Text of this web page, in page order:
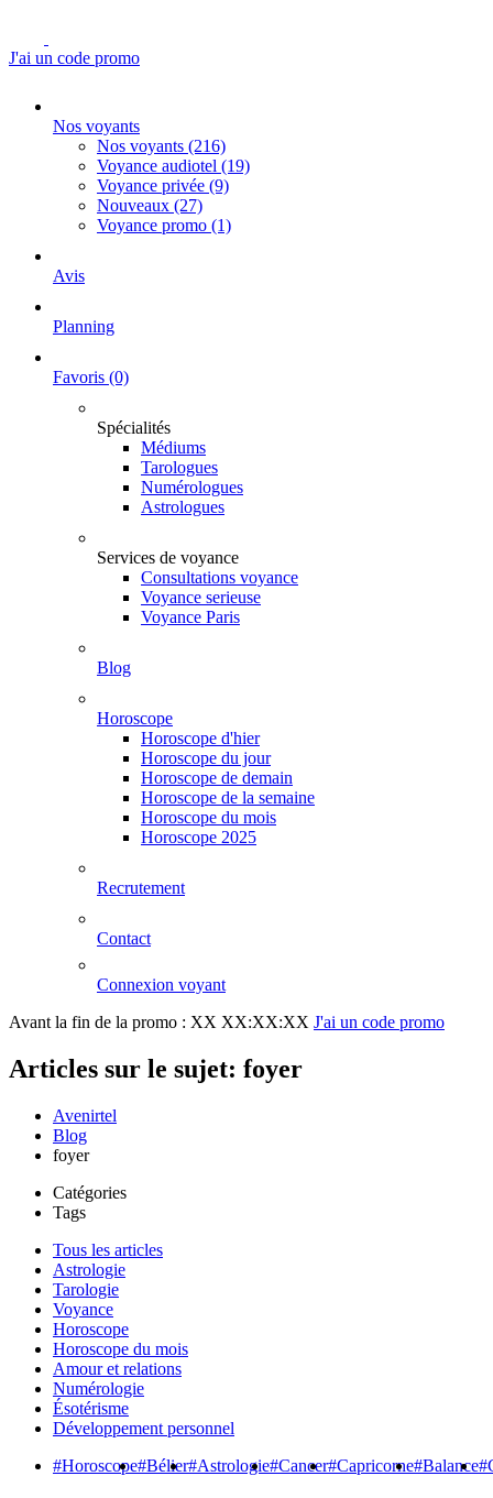
J'ai un code promo
Nos voyants
Nos voyants (216)
Voyance audiotel (19)
Voyance privée (9)
Nouveaux (27)
Voyance promo (1)
Avis
Planning
Favoris (0)
Spécialités
Médiums
Tarologues
Numérologues
Astrologues
Services de voyance
Consultations voyance
Voyance serieuse
Voyance Paris
Blog
Horoscope
Horoscope d'hier
Horoscope du jour
Horoscope de demain
Horoscope de la semaine
Horoscope du mois
Horoscope 2025
Recrutement
Contact
Connexion voyant
Avant la fin de la promo : XX XX:XX:XX J'ai un code promo
Articles sur le sujet: foyer
Avenirtel
Blog
foyer
Catégories
Tags
Tous les articles
Astrologie
Tarologie
Voyance
Horoscope
Horoscope du mois
Amour et relations
Numérologie
Ésotérisme
Développement personnel
#Horoscope#Bélier#Astrologie#Cancer#Capricorne#Balance